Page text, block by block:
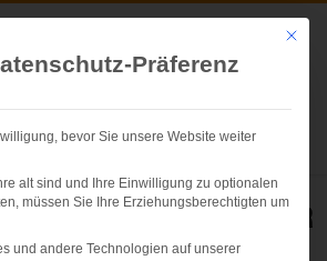
Swoboda
Herzlich willkommen
München: Jan Hojer
und holt Tagessieg
Mit
Präferenz
bevor Sie unsere Website weiter
alt sind und Ihre Einwilligung zu optionalen
müssen Sie Ihre Erziehungsberechtigten um
und andere Technologien auf unserer